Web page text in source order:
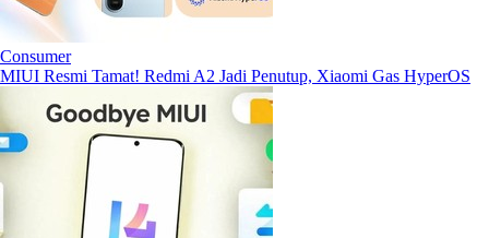
Consumer
MIUI Resmi Tamat! Redmi A2 Jadi Penutup, Xiaomi Gas HyperOS